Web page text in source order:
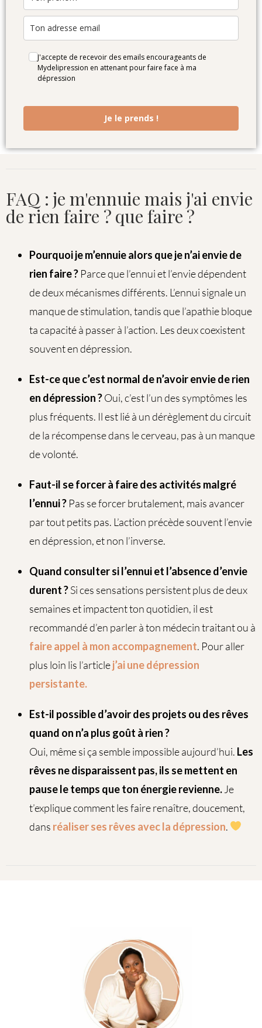
J'accepte de recevoir des emails encourageants de
Mydelipression en attenant pour faire face à ma
dépression
Je le prends !
FAQ : je m'ennuie mais j'ai envie
de rien faire ? que faire ?
Pourquoi je m’ennuie alors que je n’ai envie de
rien faire ? Parce que l’ennui et l’envie dépendent
de deux mécanismes différents. L’ennui signale un
manque de stimulation, tandis que l’apathie bloque
ta capacité à passer à l’action. Les deux coexistent
souvent en dépression.
Est-ce que c’est normal de n’avoir envie de rien
en dépression ?Oui, c’est l’un des symptômes les
plus fréquents. Il est lié à un dérèglement du circuit
de la récompense dans le cerveau, pas à un manque
de volonté.
Faut-il se forcer à faire des activités malgré
l’ennui ? Pas se forcer brutalement, mais avancer
par tout petits pas. L’action précède souvent l’envie
en dépression, et non l’inverse.
Quand consulter si l’ennui et l’absence d’envie
durent ?Si ces sensations persistent plus de deux
semaines et impactent ton quotidien, il est
recommandé d’en parler à ton médecin traitant ou à
faire appel à mon accompagnement. Pour aller
plus loin lis l’articlej’ai une dépression
persistante.
Est-il possible d’avoir des projets ou des rêves
quand on n’a plus goût à rien ?
Oui, même si ça semble impossible aujourd’hui. Les
rêves ne disparaissent pas, ils se mettent en
pause le temps que ton énergie revienne. Je
t’explique comment les faire renaître, doucement,
dans réaliser ses rêves avec la dépression.